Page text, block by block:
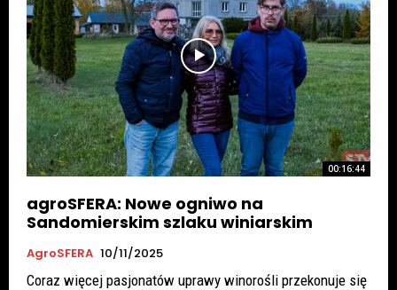
00:16:44
agroSFERA: Nowe ogniwo na
Sandomierskim szlaku winiarskim
AgroSFERA 10/11/2025
Coraz więcej pasjonatów uprawy winorośli przekonuje się